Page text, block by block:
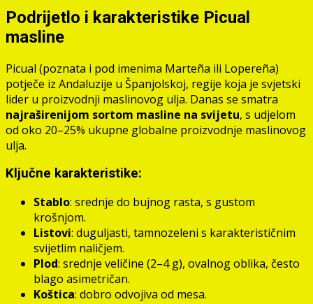
Podrijetlo i karakteristike Picual
masline
Picual (poznata i pod imenima Marteña ili Lopereña)
potječe iz Andaluzije u Španjolskoj, regije koja je svjetski
lider u proizvodnji maslinovog ulja. Danas se smatra
najraširenijom sortom masline na svijetu, s udjelom
od oko 20–25% ukupne globalne proizvodnje maslinovog
ulja.
Ključne karakteristike:
Stablo: srednje do bujnog rasta, s gustom
krošnjom.
Listovi: duguljasti, tamnozeleni s karakterističnim
svijetlim naličjem.
Plod: srednje veličine (2–4 g), ovalnog oblika, često
blago asimetričan.
Koštica: dobro odvojiva od mesa.